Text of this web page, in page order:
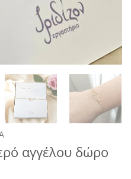
αγγέλου δώρο